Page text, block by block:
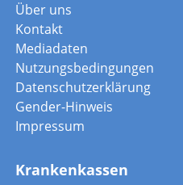
Über uns
Kontakt
Mediadaten
Nutzungsbedingungen
Datenschutzerklärung
Gender-Hinweis
Impressum
Krankenkassen